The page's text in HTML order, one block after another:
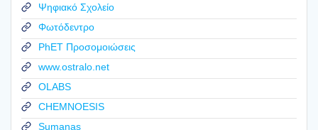
Ψηφιακό Σχολείο
Φωτόδεντρο
PhET Προσομοιώσεις
www.ostralo.net
OLABS
CHEMNOESIS
Sumanas